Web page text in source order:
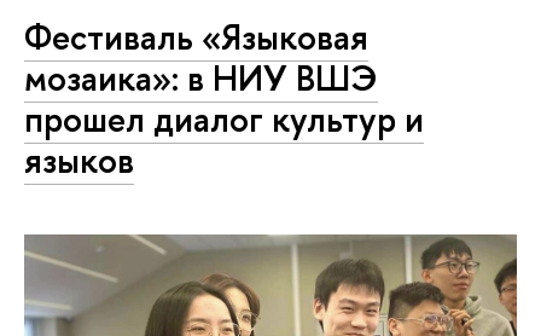
Фестиваль «Языковая
мозаика»: в НИУ ВШЭ
прошел диалог культур и
языков